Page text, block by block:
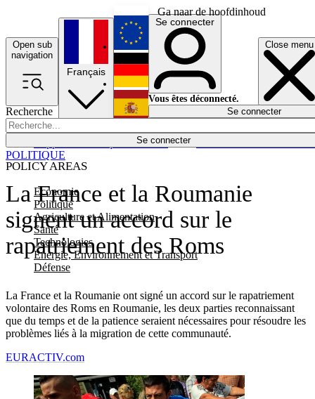
Ga naar de hoofdinhoud
Open sub
navigation
Close menu
Recherche
Se connecter
POLICY AREAS
Economie
Politique
Agriculture et Alimentation
Santé
Technologies
Energie, Environnement et Transport
Défense
Économie
Français
English
Deutsch
Español
Se connecter
Vous êtes déconnecté.
Se connecter
La France et la Roumanie
signent un accord sur le
rapatriement des Roms
La France et la Roumanie ont signé un accord sur le rapatriement
volontaire des Roms en Roumanie, les deux parties reconnaissant
que du temps et de la patience seraient nécessaires pour résoudre les
problèmes liés à la migration de cette communauté.
POLITIQUE
EURACTIV.com